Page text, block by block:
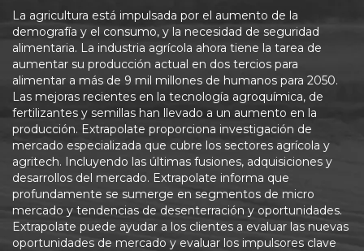
La agricultura está impulsada por el aumento de la
demografía y el consumo, y la necesidad de seguridad
alimentaria. La industria agrícola ahora tiene la tarea de
aumentar su producción actual en dos tercios para
alimentar a más de 9 mil millones de humanos para 2050.
Las mejoras recientes en la tecnología agroquímica, de
fertilizantes y semillas han llevado a un aumento en la
producción. Extrapolate proporciona investigación de
mercado especializada que cubre los sectores agrícola y
agritech. Incluyendo las últimas fusiones, adquisiciones y
desarrollos del mercado. Extrapolate informa que
profundamente se sumerge en segmentos de micro
mercado y tendencias de desenterración y oportunidades.
Extrapolate puede ayudar a los clientes a evaluar las nuevas
oportunidades de mercado y evaluar los impulsores clave